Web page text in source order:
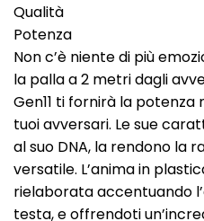
Qualità
Potenza
Non c’è niente di più
la palla a 2 metri dagli
Gen11 ti fornirà la
tuoi avversari. Le sue
al suo DNA, la rendono la
versatile. L’anima in
rielaborata accentuando
testa, e offrendoti